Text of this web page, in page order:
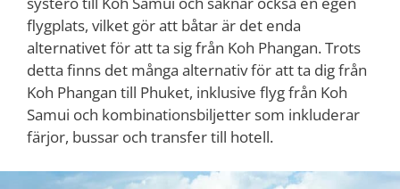
flygplats, vilket gör att båtar är det enda
alternativet för att ta sig från Koh Phangan. Trots
detta finns det många alternativ för att ta dig från
Koh Phangan till Phuket, inklusive flyg från Koh
Samui och kombinationsbiljetter som inkluderar
färjor, bussar och transfer till hotell.